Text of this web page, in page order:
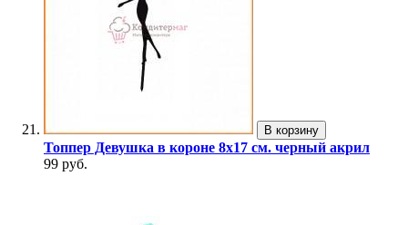
В корзину
Топпер Девушка в короне 8х17 см. черный акрил
99 руб.